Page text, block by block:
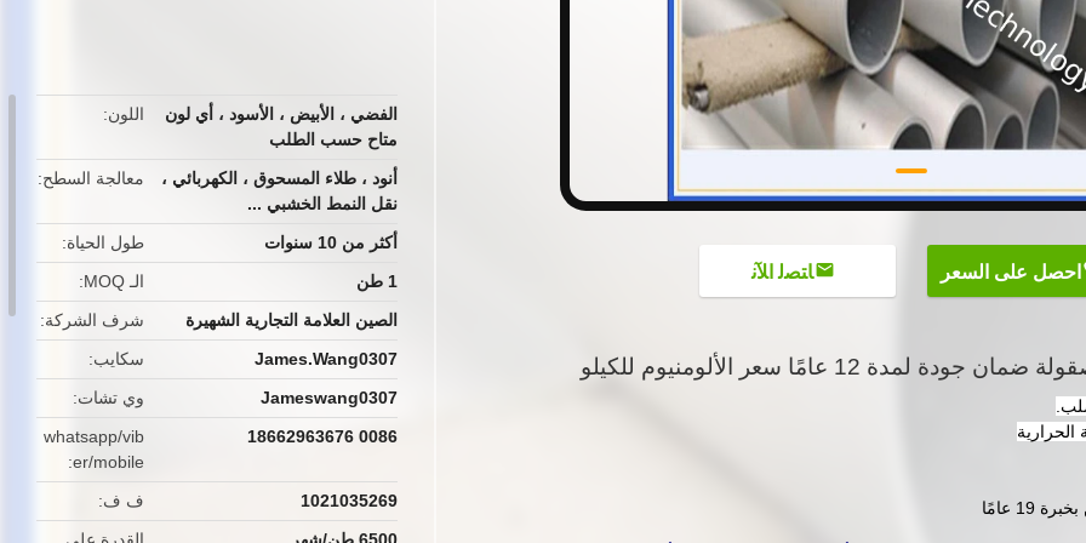
اللون
الفضي ، الأبيض ، الأسود ، أي لون
متاح حسب الطلب
معالجة السطح
أنود ، طلاء المسحوق ، الكهربائي ،
نقل النمط الخشبي ...
طول الحياة
أكثر من 10 سنوات
الـ MOQ
1 طن
شرف الشركة
الصين العلامة التجارية الشهيرة
سكايب
James.Wang0307
وي تشات
Jameswang0307
whatsapp/vib
er/mobile
0086 18662963676
ف ف
1021035269
احصل على السعر ﺎﺘﺼﻟ ﺍﻶﻧ
12 عامًا سعر الألومنيوم للكيلو